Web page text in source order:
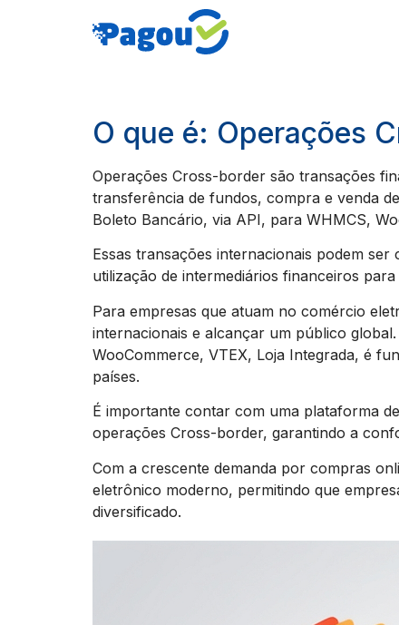
O que é: Operações
Operações Cross-border são transações
transferência de fundos, compra e venda
Boleto Bancário, via API, para WHMCS,
Essas transações internacionais podem
utilização de intermediários financeiros
Para empresas que atuam no comércio
internacionais e alcançar um público
WooCommerce, VTEX, Loja Integrada, é
países.
É importante contar com uma plataforma
operações Cross-border, garantindo a
Com a crescente demanda por compras
eletrônico moderno, permitindo que
diversificado.